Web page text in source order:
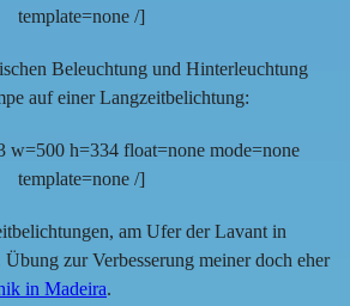
template=none /]
Beleuchtung und Hinterleuchtung
auf einer Langzeitbelichtung:
w=500 h=334 float=none mode=none
template=none /]
am Ufer der Lavant in
zur Verbesserung meiner doch eher
in Madeira.